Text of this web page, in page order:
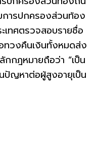
ารปกครองส่วนท้อง
ทศตรวจสอบรายชื่อ
ทวงคืนเงินทั้งหมดส่ง
กฎหมายถือว่า “เป็น
ปัญหาต่อผู้สูงอายุเป็น